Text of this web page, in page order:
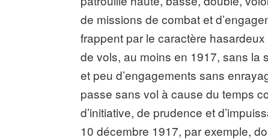
de missions de combat et
frappent par le caractère
de vols, au moins en 1917, sans la
et peu d’engagements sans
passe sans vol à cause du temps
d’initiative, de prudence et
10 décembre 1917, par exemple,